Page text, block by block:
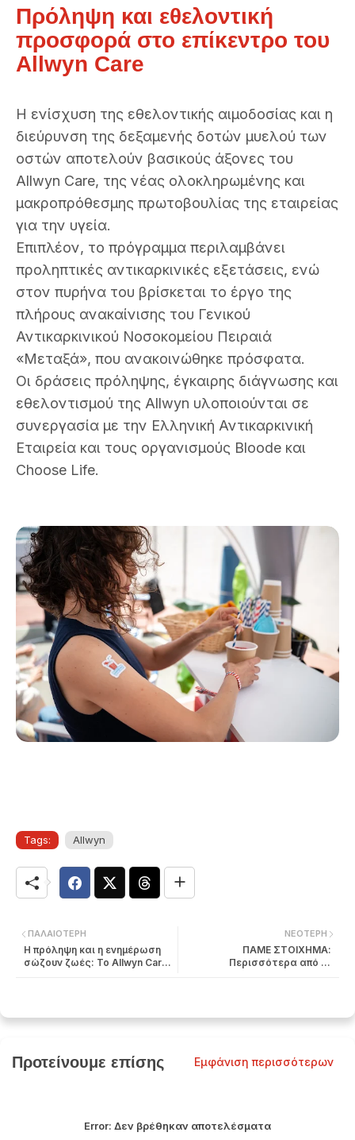
Πρόληψη και εθελοντική
προσφορά στο επίκεντρο του
Allwyn Care
Η ενίσχυση της εθελοντικής αιμοδοσίας και η
διεύρυνση της δεξαμενής δοτών μυελού των
οστών αποτελούν βασικούς άξονες του
Allwyn Care, της νέας ολοκληρωμένης και
μακροπρόθεσμης πρωτοβουλίας της εταιρείας
για την υγεία.
Επιπλέον, το πρόγραμμα περιλαμβάνει
προληπτικές αντικαρκινικές εξετάσεις, ενώ
στον πυρήνα του βρίσκεται το έργο της
πλήρους ανακαίνισης του Γενικού
Αντικαρκινικού Νοσοκομείου Πειραιά
«Μεταξά», που ανακοινώθηκε πρόσφατα.
Οι δράσεις πρόληψης, έγκαιρης διάγνωσης και
εθελοντισμού της Allwyn υλοποιούνται σε
συνεργασία με την Ελληνική Αντικαρκινική
Εταιρεία και τους οργανισμούς Bloode και
Choose Life.
Tags: Allwyn
ΝΕΌΤΕΡΗ
ΠΑΜΕ ΣΤΟΙΧΗΜΑ:
Περισσότερα από 14
ΠΑΛΑΙΌΤΕΡΗ
Η πρόληψη και η ενημέρωση
σώζουν ζωές: Το Allwyn Care
Προτείνουμε επίσης Εμφάνιση περισσότερων
Error: Δεν βρέθηκαν αποτελέσματα